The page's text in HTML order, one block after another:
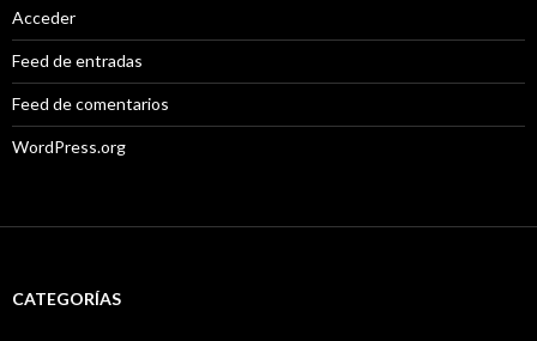
Acceder
Feed de entradas
Feed de comentarios
WordPress.org
CATEGORÍAS